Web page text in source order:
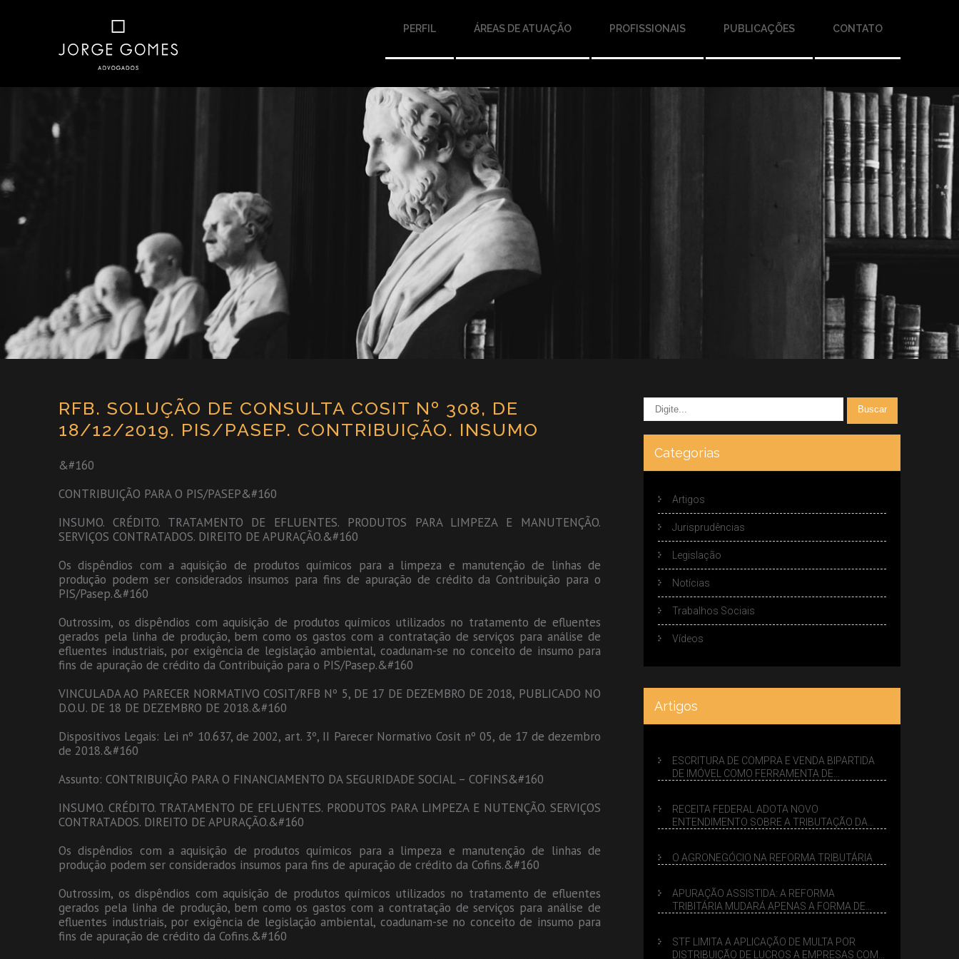
PERFIL ÁREAS DE ATUAÇÃO PROFISSIONAIS PUBLICAÇÕES CONTATO
RFB. SOLUÇÃO DE CONSULTA COSIT Nº 308, DE
18/12/2019. PIS/PASEP. CONTRIBUIÇÃO. INSUMO
&#160
CONTRIBUIÇÃO PARA O PIS/PASEP&#160
INSUMO. CRÉDITO. TRATAMENTO DE EFLUENTES. PRODUTOS PARA LIMPEZA E MANUTENÇÃO.
SERVIÇOS CONTRATADOS. DIREITO DE APURAÇÃO.&#160
Os dispêndios com a aquisição de produtos químicos para a limpeza e manutenção de linhas de
produção podem ser considerados insumos para fins de apuração de crédito da Contribuição para o
PIS/Pasep.&#160
Outrossim, os dispêndios com aquisição de produtos químicos utilizados no tratamento de efluentes
gerados pela linha de produção, bem como os gastos com a contratação de serviços para análise de
efluentes industriais, por exigência de legislação ambiental, coadunam-se no conceito de insumo para
fins de apuração de crédito da Contribuição para o PIS/Pasep.&#160
VINCULADA AO PARECER NORMATIVO COSIT/RFB Nº 5, DE 17 DE DEZEMBRO DE 2018, PUBLICADO NO
D.O.U. DE 18 DE DEZEMBRO DE 2018.&#160
Dispositivos Legais: Lei nº 10.637, de 2002, art. 3º, II Parecer Normativo Cosit nº 05, de 17 de dezembro
de 2018.&#160
Assunto: CONTRIBUIÇÃO PARA O FINANCIAMENTO DA SEGURIDADE SOCIAL – COFINS&#160
INSUMO. CRÉDITO. TRATAMENTO DE EFLUENTES. PRODUTOS PARA LIMPEZA E NUTENÇÃO. SERVIÇOS
CONTRATADOS. DIREITO DE APURAÇÃO.&#160
Os dispêndios com a aquisição de produtos químicos para a limpeza e manutenção de linhas de
produção podem ser considerados insumos para fins de apuração de crédito da Cofins.&#160
Outrossim, os dispêndios com aquisição de produtos químicos utilizados no tratamento de efluentes
gerados pela linha de produção, bem como os gastos com a contratação de serviços para análise de
efluentes industriais, por exigência de legislação ambiental, coadunam-se no conceito de insumo para
fins de apuração de crédito da Cofins.&#160
Categorias
Artigos
Jurisprudências
Legislação
Notícias
Trabalhos Sociais
Vídeos
Artigos
ESCRITURA DE COMPRA E VENDA BIPARTIDA
DE IMÓVEL COMO FERRAMENTA DE
RECEITA FEDERAL ADOTA NOVO
ENTENDIMENTO SOBRE A TRIBUTAÇÃO DA
O AGRONEGÓCIO NA REFORMA TRIBUTÁRIA
APURAÇÃO ASSISTIDA: A REFORMA
TRIBITÁRIA MUDARÁ APENAS A FORMA DE
STF LIMITA A APLICAÇÃO DE MULTA POR
DISTRIBUIÇÃO DE LUCROS A EMPRESAS COM